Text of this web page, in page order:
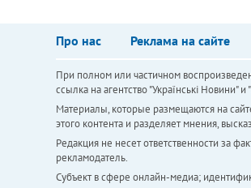
Про нас Реклама на сайте
При полном или частичном
ссылка на агентство "Українськi Новини"
Материалы, которые размещаются на
этого контента и разделяет мнения,
Редакция не несет ответственности за
рекламодатель.
Субъект в сфере онлайн-медиа;